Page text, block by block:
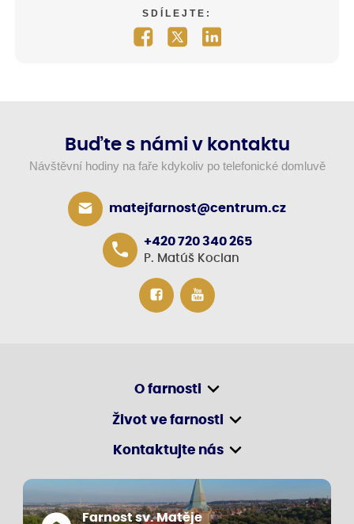
SDÍLEJTE:
Buďte s námi v kontaktu
Návštěvní hodiny na faře kdykoliv po telefonické domluvě
matejfarnost@centrum.cz
+420 720 340 265
P. Matúš Kocian
O farnosti
Život ve farnosti
Kontaktujte nás
Farnost sv. Matěje